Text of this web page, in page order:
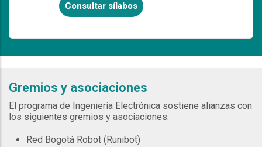
Consultar sílabos
Gremios y asociaciones
El programa de Ingeniería Electrónica sostiene alianzas con
los siguientes gremios y asociaciones:
Red Bogotá Robot (Runibot)